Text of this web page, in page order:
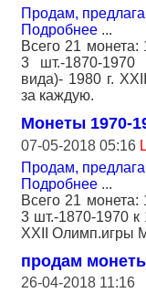
Продам,
Подробнее ...
Всего 21
3 шт.-1870-
вида)- 1980 г.
за каждую.
Монеты 1970-
07-05-2018 05:16
Продам,
Подробнее ...
Всего 21
3 шт.-1870-1970
XXII Олимп.игры
продам
26-04-2018 11:16